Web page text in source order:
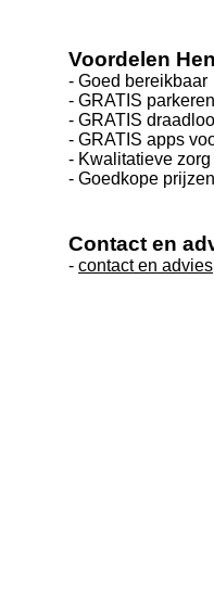
Voordelen
- Goed bereikbaar
- GRATIS parkeren
- GRATIS
- GRATIS apps
- Kwalitatieve zorg
- Goedkope prijzen
Contact en
- contact en advies